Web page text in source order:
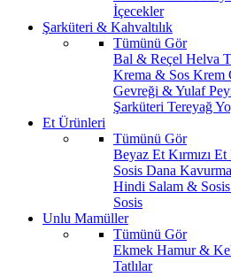
İçecekler
Şarküteri & Kahvaltılık
Tümünü Gör
Bal & Reçel Helva
Krema & Sos Krem
Gevreği & Yulaf
Şarküteri Tereyağ
Et Ürünleri
Tümünü Gör
Beyaz Et Kırmızı Et
Sosis Dana
Hindi Salam & Sosis
Sosis
Unlu Mamüller
Tümünü Gör
Ekmek Hamur &
Tatlılar